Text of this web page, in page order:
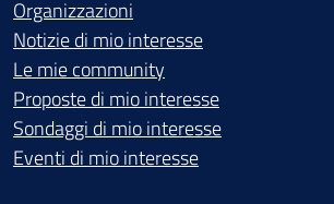
Organizzazioni
Notizie di mio interesse
Le mie community
Proposte di mio interesse
Sondaggi di mio interesse
Eventi di mio interesse